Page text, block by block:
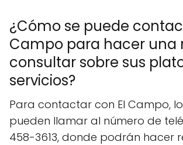
¿Cómo se puede
Campo para hacer una
consultar sobre sus
servicios?
Para contactar con El Campo,
pueden llamar al número de
458-3613, donde podrán hacer